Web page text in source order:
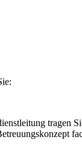
tragen